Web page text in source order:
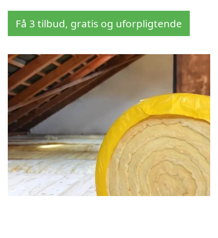
Få 3 tilbud, gratis og uforpligtende